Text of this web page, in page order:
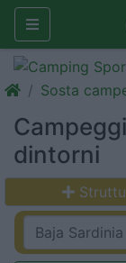
Sosta
dintorni